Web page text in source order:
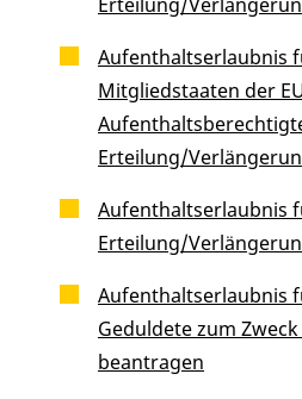
Aufenthaltserlaubnis
Mitgliedstaaten der
Erteilung/
Aufenthaltserlaubnis
Erteilung/
Aufenthaltserlaubnis
Geduldete zum
beantragen